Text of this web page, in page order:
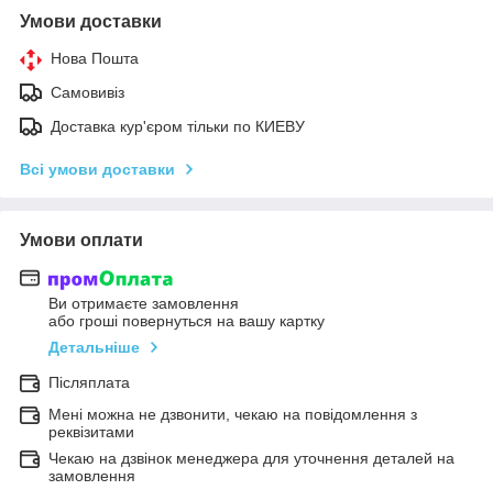
Умови доставки
Нова Пошта
Самовивіз
Доставка кур'єром тільки по КИЕВУ
Всі умови доставки
Умови оплати
Ви отримаєте замовлення
або гроші повернуться на вашу картку
Детальніше
Післяплата
Мені можна не дзвонити, чекаю на повідомлення з
реквізитами
Чекаю на дзвінок менеджера для уточнення деталей на
замовлення